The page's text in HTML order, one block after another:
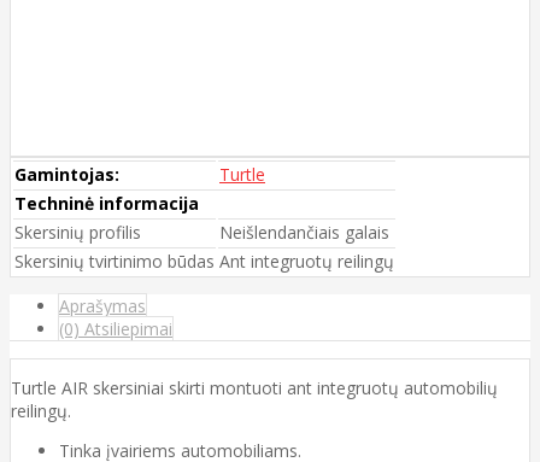
Gamintojas:
Turtle
Techninė informacija
Skersinių profilis
Neišlendančiais galais
Skersinių tvirtinimo būdas Ant integruotų reilingų
Aprašymas
(0) Atsiliepimai
Turtle AIR skersiniai skirti montuoti ant integruotų automobilių
reilingų.
Tinka įvairiems automobiliams.